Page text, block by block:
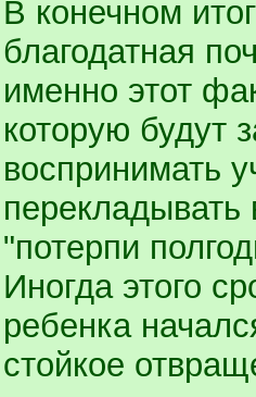
В конечном
благодатная
именно этот
которую будут
воспринимать
перекладывать
"потерпи
Иногда этого
ребенка
стойкое